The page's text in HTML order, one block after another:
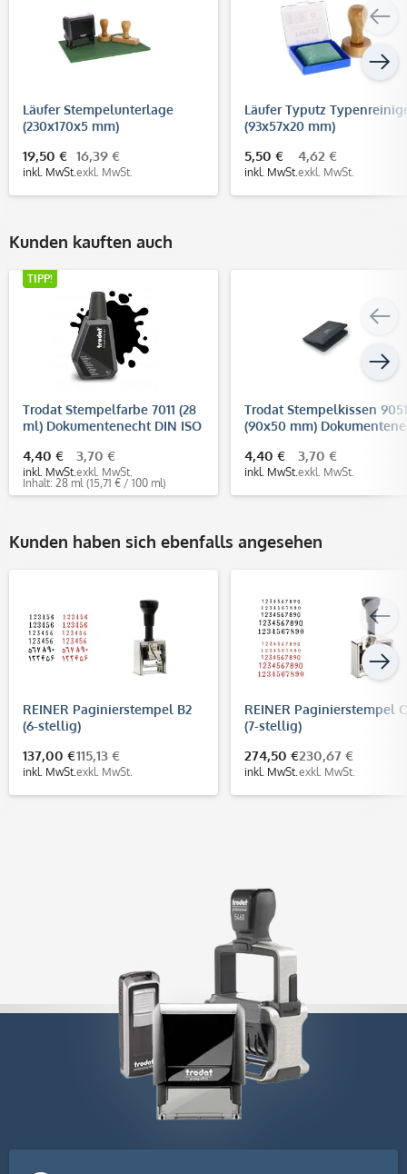
Läufer Stempelunterlage
(230x170x5 mm)
19,50 €
inkl. MwSt.
16,39 €
exkl. MwSt.
Läufer Typutz
(93x57x20 mm)
5,50 €
inkl. MwSt.
4,62 €
exkl. MwSt.
Kunden kauften auch
TIPP!
Trodat Stempelfarbe 7011 (28
ml) Dokumentenecht DIN ISO
4,40 €
inkl. MwSt.
3,70 €
exkl. MwSt.
Inhalt: 28 ml (15,71 € / 100 ml)
Trodat Stempelkissen 9051
(90x50 mm)
4,40 €
inkl. MwSt.
3,70 €
exkl. MwSt.
Kunden haben sich ebenfalls angesehen
REINER Paginierstempel B2
(6-stellig)
137,00 €
inkl. MwSt.
115,13 €
exkl. MwSt.
REINER Paginierstempel
(7-stellig)
274,50 €
inkl. MwSt.
230,67 €
exkl. MwSt.